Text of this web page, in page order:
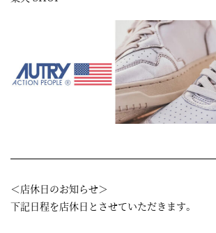
＜店休日のお知らせ＞
下記日程を店休日とさせていただきます。